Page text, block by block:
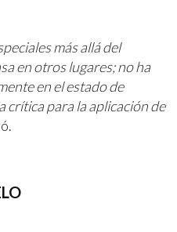
más allá del
en otros lugares; no ha
en el estado de
crítica para la aplicación de